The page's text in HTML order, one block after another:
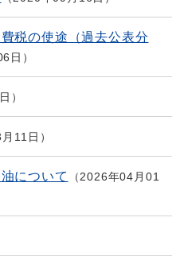
税の使途（過去公表分
日
11日
について
2026年04月01